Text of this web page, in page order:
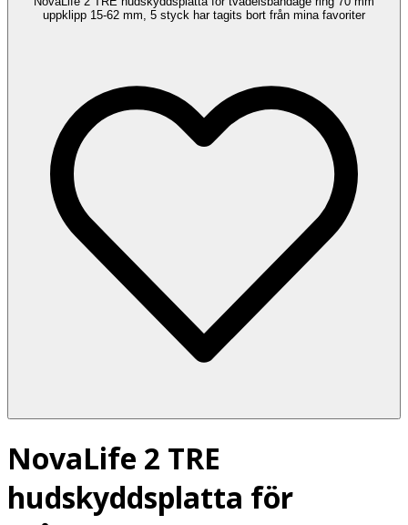
uppklipp 15-62 mm, 5 styck har tagits bort från mina favoriter
NovaLife 2 TRE
hudskyddsplatta för